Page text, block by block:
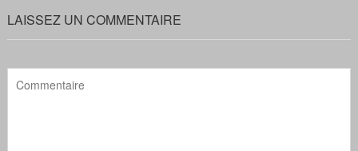
L’ARTICLE
LAISSEZ UN COMMENTAIRE